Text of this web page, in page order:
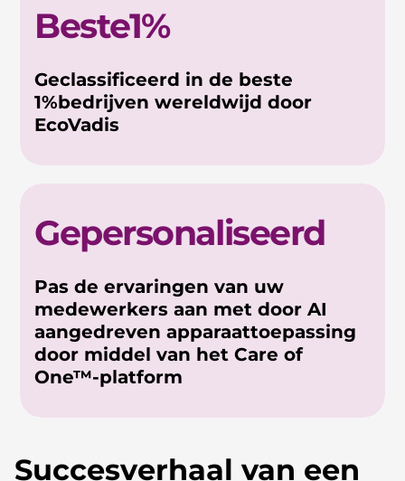
Beste1%
Geclassificeerd in de beste
1%bedrijven wereldwijd door
EcoVadis
Gepersonaliseerd
Pas de ervaringen van uw
medewerkers aan met door AI
aangedreven apparaattoepassing
door middel van het Care of
One™-platform
Succesverhaal van een